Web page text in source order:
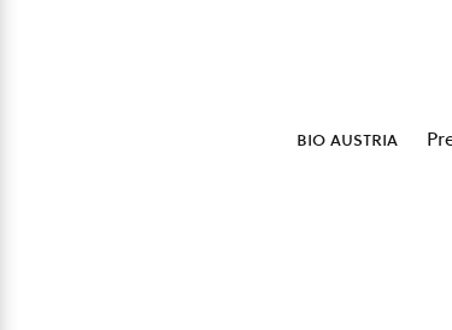
bio austria